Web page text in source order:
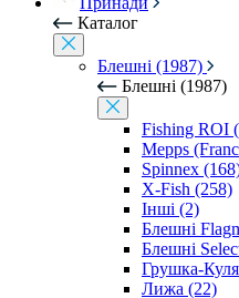
Каталог
Блешні (1987)
Блешні (1987)
Fishing ROI
Mepps
Spinnex
X-Fish (258)
Інші (2)
Блешні
Блешні
Грушка-
Лижа (22)